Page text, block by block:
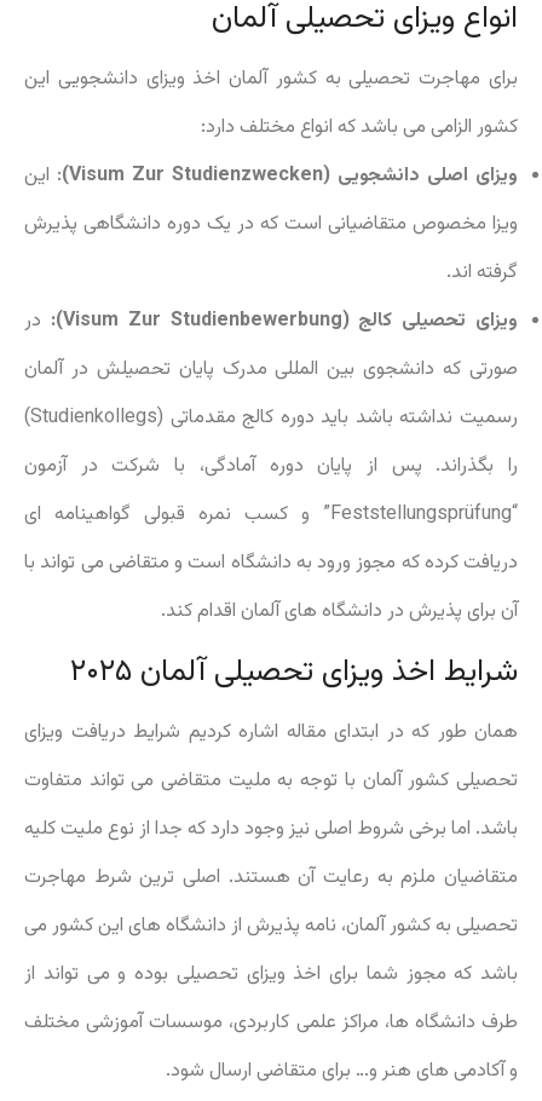
انواع ویزای تحصیلی آلمان
برای مهاجرت تحصیلی به کشور آلمان اخذ ویزای دانشجویی این
کشور الزامی می باشد که انواع مختلف دارد:
ویزای اصلی دانشجویی (Visum Zur Studienzwecken)
: این
ویزا مخصوص متقاضیانی است که در یک دوره دانشگاهی پذیرش
گرفته اند.
ویزای تحصیلی کالج (Visum Zur Studienbewerbung):
در
صورتی که دانشجوی بین المللی مدرک پایان تحصیلش در آلمان
رسمیت نداشته باشد باید دوره کالج مقدماتی (Studienkollegs)
را بگذراند. پس از پایان دوره آمادگی، با شرکت در آزمون
“Feststellungsprüfung” و کسب نمره قبولی گواهینامه ای
دریافت کرده که مجوز ورود به دانشگاه است و متقاضی می تواند با
آن برای پذیرش در دانشگاه های آلمان اقدام کند.
شرایط اخذ ویزای تحصیلی آلمان ۲۰۲۵
همان طور که در ابتدای مقاله اشاره کردیم شرایط دریافت ویزای
تحصیلی کشور آلمان با توجه به ملیت متقاضی می تواند متفاوت
باشد. اما برخی شروط اصلی نیز وجود دارد که جدا از نوع ملیت کلیه
متقاضیان ملزم به رعایت آن هستند. اصلی ترین شرط مهاجرت
تحصیلی به کشور آلمان، نامه پذیرش از دانشگاه های این کشور می
باشد که مجوز شما برای اخذ ویزای تحصیلی بوده و می تواند از
طرف دانشگاه ها، مراکز علمی کاربردی، موسسات آموزشی مختلف
و آکادمی های هنر و… برای متقاضی ارسال شود.